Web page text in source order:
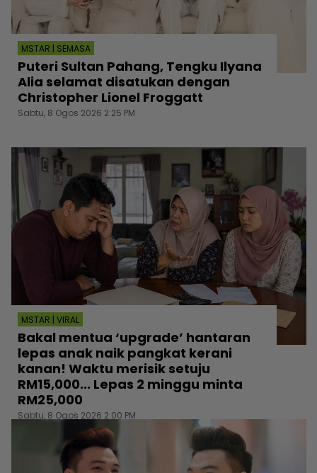
MSTAR | SEMASA
Puteri Sultan Pahang, Tengku Ilyana
Alia selamat disatukan dengan
Christopher Lionel Froggatt
Sabtu, 8 Ogos 2026 2:25 PM
MSTAR | VIRAL
Bakal mentua ‘upgrade’ hantaran
lepas anak naik pangkat kerani
kanan! Waktu merisik setuju
RM15,000... Lepas 2 minggu minta
RM25,000
Sabtu, 8 Ogos 2026 2:00 PM